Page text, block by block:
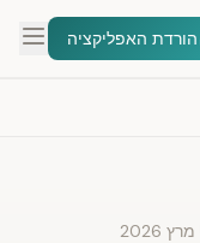
הורדת האפליקציה